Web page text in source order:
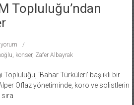
Topluluğu’ndan
konser, Zafer Albayrak
‘Bahar Türküleri’ başlıklı bir
Oflaz yönetiminde, koro ve solistlerin